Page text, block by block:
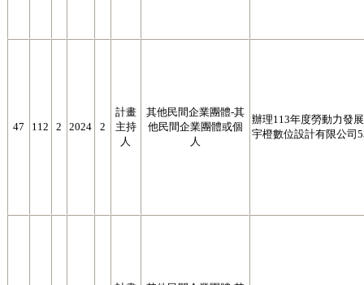
47 112 2 2024 2
計畫
主持
人
其他民間企業團體-其
他民間企業團體或個
人
辦理113年度勞動力發
宇橙數位設計有限公司